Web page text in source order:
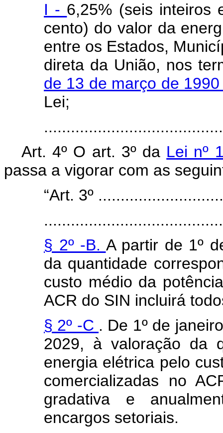
I - 6,25% (seis inteiros
cento) do valor da
entre os Estados,
direta da União, nos
de 13 de março de
Lei;
Art. 4º O art. 3º da Lei nº
passa a vigorar com as
“Art. 3º
§ 2º -B. A partir de 1º
da quantidade
custo médio da
ACR do SIN incluirá
§ 2º -C . De 1º de
2029, à valoração da
energia elétrica pelo
comercializadas no
gradativa e
encargos setoriais.